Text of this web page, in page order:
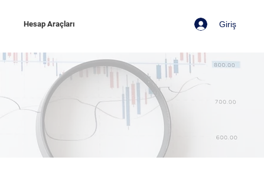
Hesap Araçları Giriş